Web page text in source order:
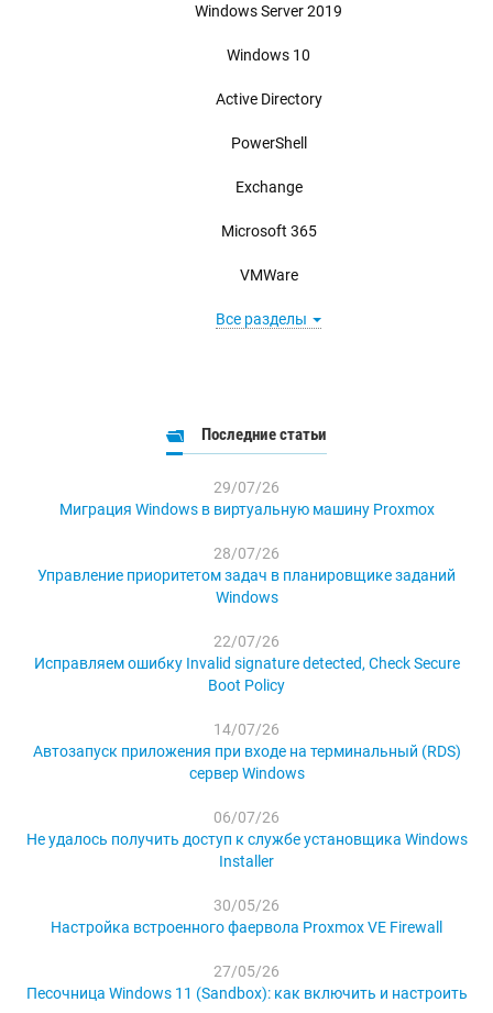
Windows Server 2019
Windows 10
Active Directory
PowerShell
Exchange
Microsoft 365
VMWare
Все разделы
Последние статьи
29/07/26
Миграция Windows в виртуальную машину Proxmox
28/07/26
Управление приоритетом задач в планировщике заданий
Windows
22/07/26
Исправляем ошибку Invalid signature detected, Check Secure
Boot Policy
14/07/26
Автозапуск приложения при входе на терминальный (RDS)
сервер Windows
06/07/26
Не удалось получить доступ к службе установщика Windows
Installer
30/05/26
Настройка встроенного фаервола Proxmox VE Firewall
27/05/26
Песочница Windows 11 (Sandbox): как включить и настроить